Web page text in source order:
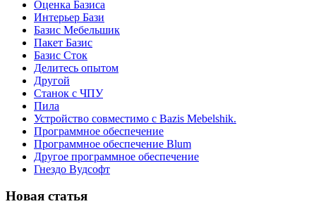
Оценка Базиса
Интерьер Бази
Базис Мебельшик
Пакет Базис
Базис Сток
Делитесь опытом
Другой
Станок с ЧПУ
Пила
Устройство совместимо с Bazis Mebelshik.
Программное обеспечение
Программное обеспечение Blum
Другое программное обеспечение
Гнездо Вудсофт
Новая статья